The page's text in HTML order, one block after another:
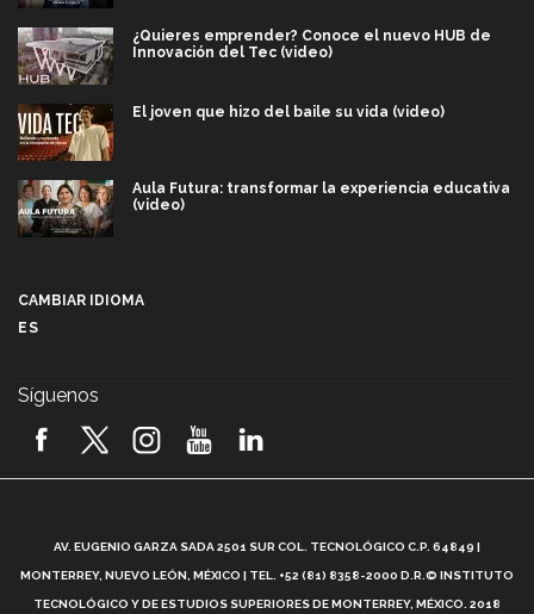
¿Quieres emprender? Conoce el nuevo HUB de
Innovación del Tec (video)
El joven que hizo del baile su vida (video)
Aula Futura: transformar la experiencia educativa
(video)
2026! (video)
¿Cómo es el Modelo Educativo Tec? (video)
CAMBIAR IDIOMA
ES
Síguenos
AV. EUGENIO GARZA SADA 2501 SUR COL. TECNOLÓGICO C.P. 64849 |
MONTERREY, NUEVO LEÓN, MÉXICO | TEL. +52 (81) 8358-2000 D.R.© INSTITUTO
TECNOLÓGICO Y DE ESTUDIOS SUPERIORES DE MONTERREY, MÉXICO. 2018